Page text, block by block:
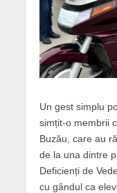
Un gest simplu
simțit-o membrii
Buzău, care au
de la una dintre
Deficienți de
cu gândul ca